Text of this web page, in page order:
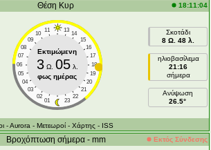
Θέση Κυρ 18:11:04
11 13
10
14
09
15
08
16
07
17
06
18
05
19
04
20
03
21
02
22
01 23
Εκτιμώμενη
3Ω. 05λ.
φως ημέρας
Σκοτάδι
8 Ω. 48 λ.
ηλιοβασίλεμα
21:16
σήμερα
Ανύψωση
26.5°
- Αυrora - Μετεωροί - Χάρτης - ISS
Βροχόπτωση σήμερα - mm Εκτός Σύνδεσης